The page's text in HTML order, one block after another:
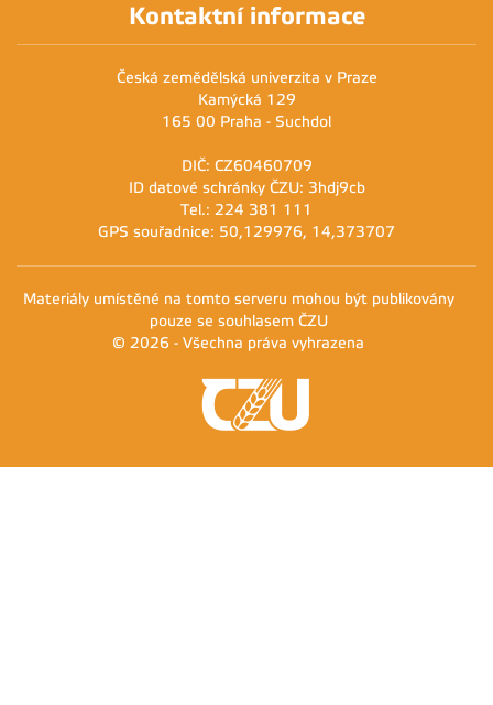
Kontaktní informace
Česká zemědělská univerzita v Praze
Kamýcká 129
165 00 Praha - Suchdol
DIČ: CZ60460709
ID datové schránky ČZU: 3hdj9cb
Tel.: 224 381 111
GPS souřadnice: 50,129976, 14,373707
Materiály umístěné na tomto serveru mohou být publikovány
pouze se souhlasem ČZU
© 2026 - Všechna práva vyhrazena